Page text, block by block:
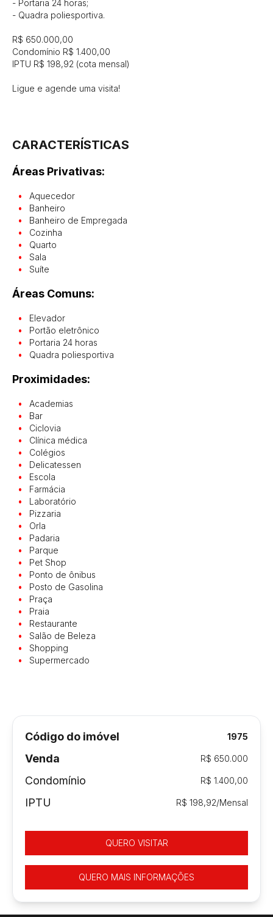
- Portaria 24 horas;
- Quadra poliesportiva.
R$ 650.000,00
Condomínio R$ 1.400,00
IPTU R$ 198,92 (cota mensal)
Ligue e agende uma visita!
CARACTERÍSTICAS
Áreas Privativas:
Aquecedor
Banheiro
Banheiro de Empregada
Cozinha
Quarto
Sala
Suíte
Áreas Comuns:
Elevador
Portão eletrônico
Portaria 24 horas
Quadra poliesportiva
Proximidades:
Academias
Bar
Ciclovia
Clínica médica
Colégios
Delicatessen
Escola
Farmácia
Laboratório
Pizzaria
Orla
Padaria
Parque
Pet Shop
Ponto de ônibus
Posto de Gasolina
Praça
Praia
Restaurante
Salão de Beleza
Shopping
Supermercado
Código do imóvel 1975
Venda R$ 650.000
Condomínio R$ 1.400,00
IPTU R$ 198,92/Mensal
QUERO VISITAR
QUERO MAIS INFORMAÇÕES